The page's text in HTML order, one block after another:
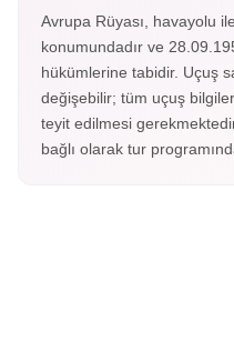
bekliyor!
Avrupa Rüyası, havayolu
konumundadır ve
hükümlerine tabidir. Uçuş
değişebilir; tüm uçuş
teyit edilmesi
bağlı olarak tur